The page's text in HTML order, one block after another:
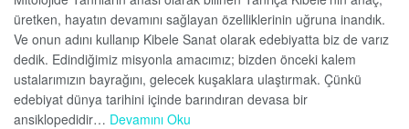
üretken, hayatın devamını sağlayan özelliklerinin uğruna inandık.
Ve onun adını kullanıp Kibele Sanat olarak edebiyatta biz de varız
dedik. Edindiğimiz misyonla amacımız; bizden önceki kalem
ustalarımızın bayrağını, gelecek kuşaklara ulaştırmak. Çünkü
edebiyat dünya tarihini içinde barındıran devasa bir
ansiklopedidir… Devamını Oku